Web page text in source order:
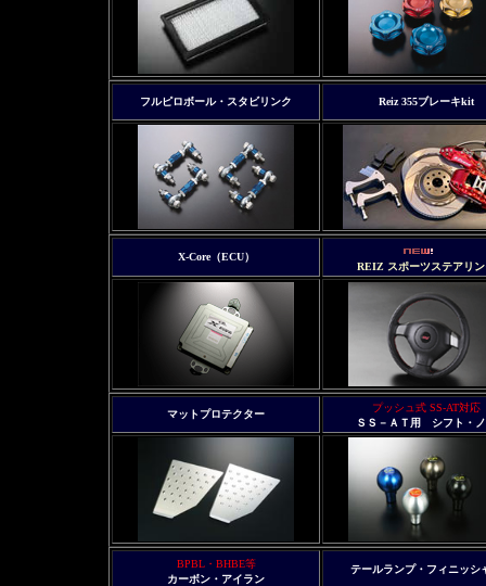
フルピロボール・スタビリンク Reiz 355ブレーキkit
X-Core（ECU）
REIZ スポーツステアリ
マットプロテクター
プッシュ式 SS-AT対応
ＳＳ－ＡＴ用 シフト・
BPBL・BHBE等
カーボン・アイラン
テールランプ・フィニッシ